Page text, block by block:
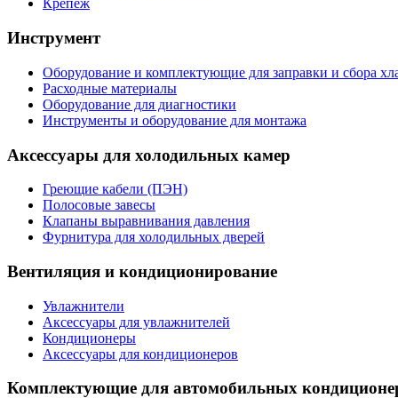
Крепеж
Инструмент
Оборудование и комплектующие для заправки и сбора
Расходные материалы
Оборудование для диагностики
Инструменты и оборудование для монтажа
Аксессуары для холодильных камер
Греющие кабели (ПЭН)
Полосовые завесы
Клапаны выравнивания давления
Фурнитура для холодильных дверей
Вентиляция и кондиционирование
Увлажнители
Аксессуары для увлажнителей
Кондиционеры
Аксессуары для кондиционеров
Комплектующие для автомобильных